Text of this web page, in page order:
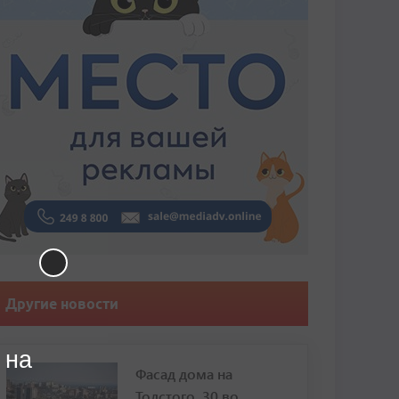
Другие новости
Фасад дома на